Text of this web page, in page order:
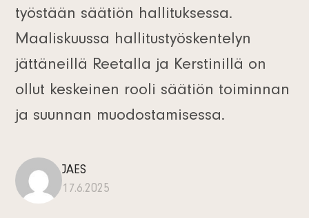
työstään säätiön hallituksessa.
Maaliskuussa hallitustyöskentelyn
jättäneillä Reetalla ja Kerstinillä on
ollut keskeinen rooli säätiön toiminnan
ja suunnan muodostamisessa.
JAES
17.6.2025